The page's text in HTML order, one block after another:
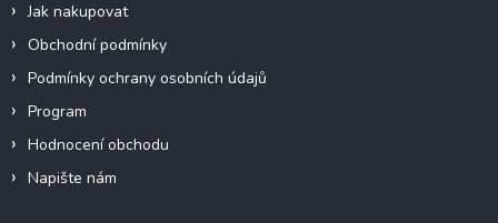
Jak nakupovat
Obchodní podmínky
Podmínky ochrany osobních údajů
Program
Hodnocení obchodu
Napište nám